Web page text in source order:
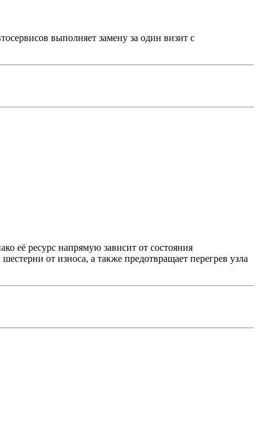
выполняет замену за один визит с
её ресурс напрямую зависит от состояния
от износа, а также предотвращает перегрев узла